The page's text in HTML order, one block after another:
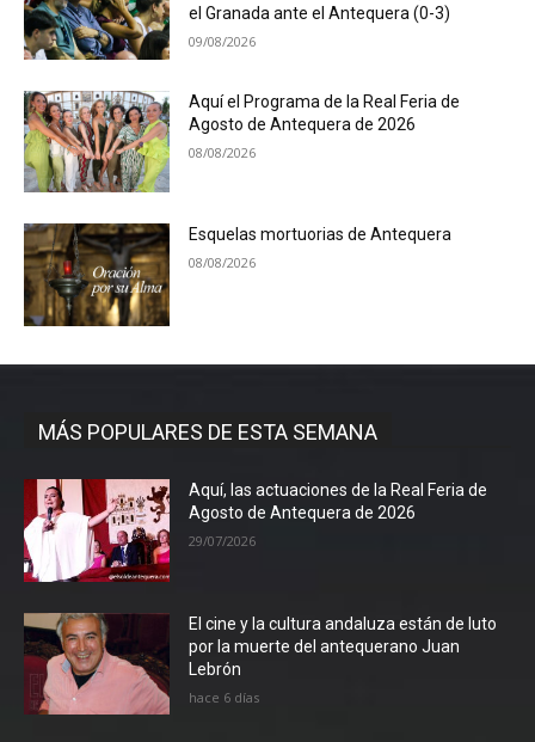
el Granada ante el Antequera (0-3)
09/08/2026
Aquí el Programa de la Real Feria de
Agosto de Antequera de 2026
08/08/2026
Esquelas mortuorias de Antequera
08/08/2026
MÁS POPULARES DE ESTA SEMANA
Aquí, las actuaciones de la Real Feria de
Agosto de Antequera de 2026
29/07/2026
El cine y la cultura andaluza están de luto
por la muerte del antequerano Juan
Lebrón
hace 6 días